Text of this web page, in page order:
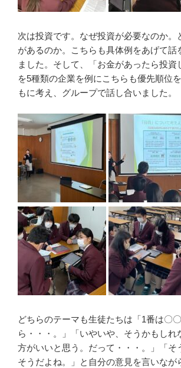
次は投資です。なぜ投資が必要なのか。
があるのか。こちらも具体例をあげて話
ました。そして、「お金があったら投資
を5種類の企業を例にこちらも優先順位
もに考え、グループで話し合いました。
どちらのテーマも生徒たちは「1番は〇
ら・・・。」「いやいや、そうかもし
方がいいと思う。だって・・・。」「そ
そうだよね。」と自分の意見を言いなが